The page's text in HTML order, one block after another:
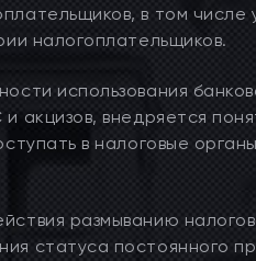
в том числе
налогоплательщиков.
использования
акцизов, внедряется
в налоговые органы
размыванию
статуса постоянного